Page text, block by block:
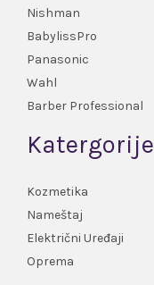
Nishman
BabylissPro
Panasonic
Wahl
Barber Professional
Katergorije
Kozmetika
Nameštaj
Električni Uređaji
Oprema